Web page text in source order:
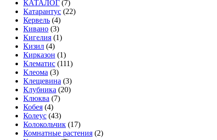
КАТАЛОГ (7)
Катарантус (22)
Кервель (4)
Кивано (3)
Кигелия (1)
Кизил (4)
Кирказон (1)
Клематис (111)
Клеома (3)
Клещевина (3)
Клубника (20)
Клюква (7)
Кобея (4)
Колеус (43)
Колокольчик (17)
Комнатные растения (2)